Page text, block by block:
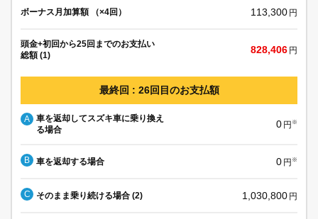
ボーナス月加算額 （×4回） 113,300 円
頭金+初回から25回までのお支払い
総額 (1)
828,406 円
最終回 : 26回目のお支払額
A
車を返却してスズキ車に乗り換え
る場合
0 円 ※
B 車を返却する場合 0 円 ※
C そのまま乗り続ける場合 (2) 1,030,800 円